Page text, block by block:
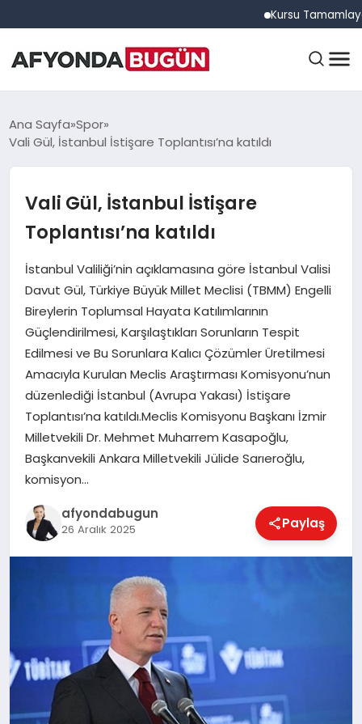
Kursu Tamamlayan
ANASAYFA
EĞITIM
EKONOMI
MAGAZIN
SAĞLIK
SIYASET
YAŞAM
Ana Sayfa Spor
Vali Gül, İstanbul İstişare Toplantısı’na katıldı
Vali Gül, İstanbul İstişare
Toplantısı’na katıldı
İstanbul Valiliği’nin açıklamasına göre İstanbul Valisi
Davut Gül, Türkiye Büyük Millet Meclisi (TBMM) Engelli
Bireylerin Toplumsal Hayata Katılımlarının
Güçlendirilmesi, Karşılaştıkları Sorunların Tespit
Edilmesi ve Bu Sorunlara Kalıcı Çözümler Üretilmesi
Amacıyla Kurulan Meclis Araştırması Komisyonu’nun
düzenlediği İstanbul (Avrupa Yakası) İstişare
Toplantısı’na katıldı.Meclis Komisyonu Başkanı İzmir
Milletvekili Dr. Mehmet Muharrem Kasapoğlu,
Başkanvekili Ankara Milletvekili Jülide Sarıeroğlu,
komisyon…
afyondabugun
26 Aralık 2025 Paylaş